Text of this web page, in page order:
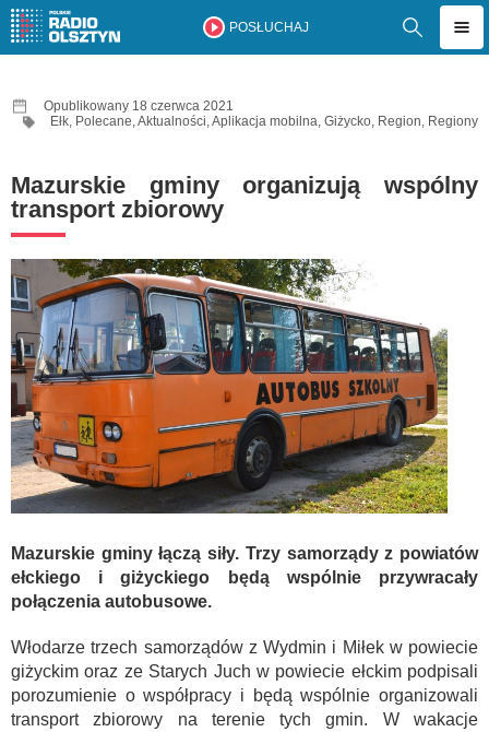
POSŁUCHAJ
Opublikowany 18 czerwca 2021
Ełk, Polecane,Aktualności,Aplikacja mobilna, Giżycko, Region, Regiony
Mazurskie gminy organizują wspólny
transport zbiorowy
Mazurskie gminy łączą siły. Trzy samorządy z powiatów
ełckiego i giżyckiego będą wspólnie przywracały
połączenia autobusowe.
Włodarze trzech samorządów z Wydmin i Miłek w powiecie
giżyckim oraz ze Starych Juch w powiecie ełckim podpisali
porozumienie o współpracy i będą wspólnie organizowali
transport zbiorowy na terenie tych gmin. W wakacje